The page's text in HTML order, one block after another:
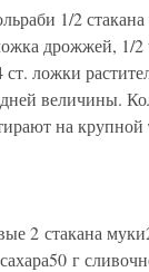
1/2
дрожжей, 1/
ложки
величины.
на крупной
2 стакана
г